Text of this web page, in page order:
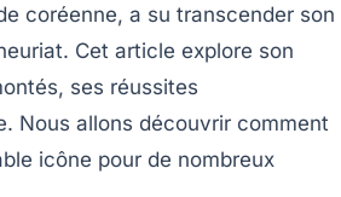
coréenne, a su transcender son
Cet article explore son
ses réussites
Nous allons découvrir comment
icône pour de nombreux